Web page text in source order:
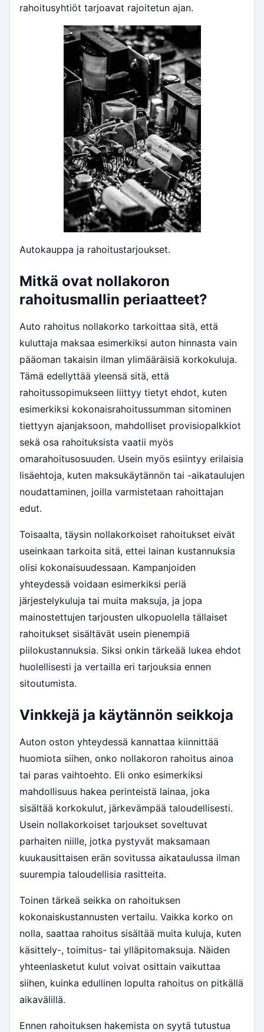
rahoitusyhtiöt tarjoavat rajoitetun ajan.
Autokauppa ja rahoitustarjoukset.
Mitkä ovat nollakoron
rahoitusmallin periaatteet?
Auto rahoitus nollakorko tarkoittaa sitä, että
kuluttaja maksaa esimerkiksi auton hinnasta vain
pääoman takaisin ilman ylimääräisiä korkokuluja.
Tämä edellyttää yleensä sitä, että
rahoitussopimukseen liittyy tietyt ehdot, kuten
esimerkiksi kokonaisrahoitussumman sitominen
tiettyyn ajanjaksoon, mahdolliset provisiopalkkiot
sekä osa rahoituksista vaatii myös
omarahoitusosuuden. Usein myös esiintyy erilaisia
lisäehtoja, kuten maksukäytännön tai -aikataulujen
noudattaminen, joilla varmistetaan rahoittajan
edut.
Toisaalta, täysin nollakorkoiset rahoitukset eivät
useinkaan tarkoita sitä, ettei lainan kustannuksia
olisi kokonaisuudessaan. Kampanjoiden
yhteydessä voidaan esimerkiksi periä
järjestelykuluja tai muita maksuja, ja jopa
mainostettujen tarjousten ulkopuolella tällaiset
rahoitukset sisältävät usein pienempiä
piilokustannuksia. Siksi onkin tärkeää lukea ehdot
huolellisesti ja vertailla eri tarjouksia ennen
sitoutumista.
Vinkkejä ja käytännön seikkoja
Auton oston yhteydessä kannattaa kiinnittää
huomiota siihen, onko nollakoron rahoitus ainoa
tai paras vaihtoehto. Eli onko esimerkiksi
mahdollisuus hakea perinteistä lainaa, joka
sisältää korkokulut, järkevämpää taloudellisesti.
Usein nollakorkoiset tarjoukset soveltuvat
parhaiten niille, jotka pystyvät maksamaan
kuukausittaisen erän sovitussa aikataulussa ilman
suurempia taloudellisia rasitteita.
Toinen tärkeä seikka on rahoituksen
kokonaiskustannusten vertailu. Vaikka korko on
nolla, saattaa rahoitus sisältää muita kuluja, kuten
käsittely-, toimitus- tai ylläpitomaksuja. Näiden
yhteenlasketut kulut voivat osittain vaikuttaa
siihen, kuinka edullinen lopulta rahoitus on pitkällä
aikavälillä.
Ennen rahoituksen hakemista on syytä tutustua